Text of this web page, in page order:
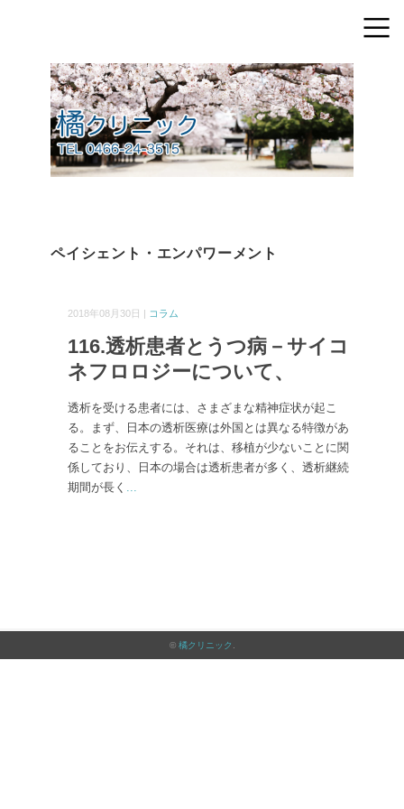
ペイシェント・エンパワーメント
2018年08月30日 | コラム
116.透析患者とうつ病－サイコ
ネフロロジーについて、
透析を受ける患者には、さまざまな精神症状が起こ
る。まず、日本の透析医療は外国とは異なる特徴があ
ることをお伝えする。それは、移植が少ないことに関
係しており、日本の場合は透析患者が多く、透析継続
期間が長く ...
© 橘クリニック